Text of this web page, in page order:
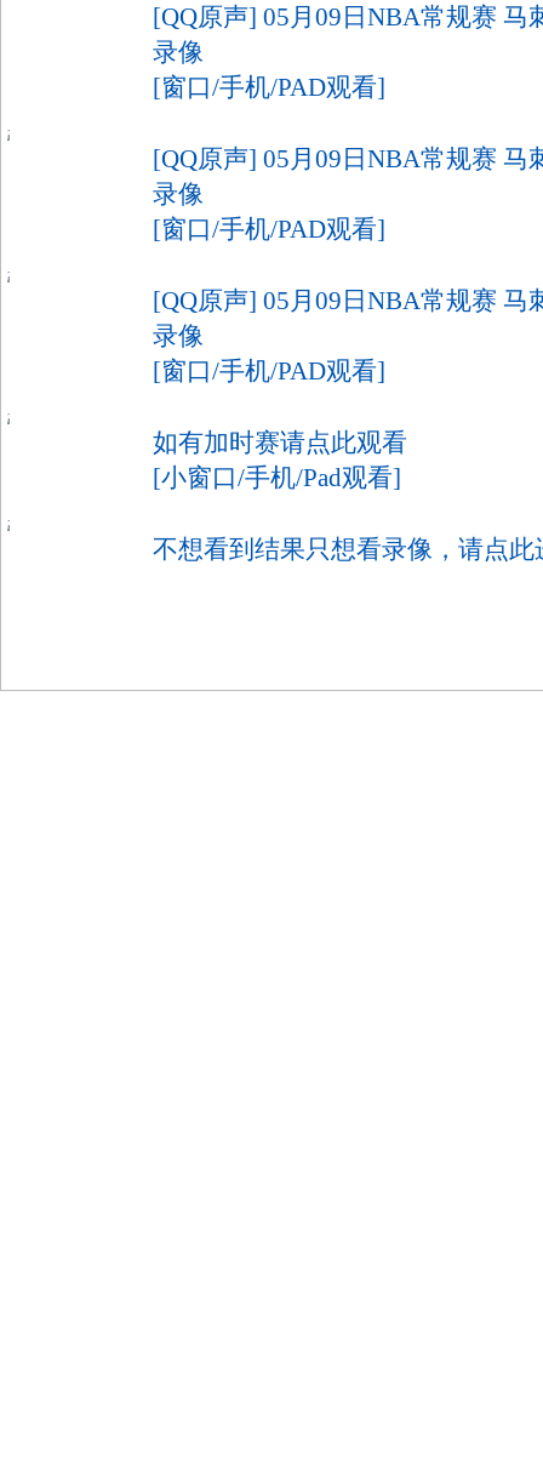
[QQ原声] 05月09日NBA常规赛 马
录像
[窗口/手机/PAD观看]
[QQ原声] 05月09日NBA常规赛 马
录像
[窗口/手机/PAD观看]
[QQ原声] 05月09日NBA常规赛 马
录像
[窗口/手机/PAD观看]
如有加时赛请点此观看
[小窗口/手机/Pad观看]
不想看到结果只想看录像，请点此